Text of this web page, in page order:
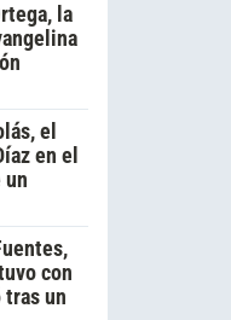
la
el
en el
un
con
tras un